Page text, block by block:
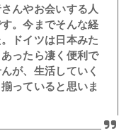
んやお会いする人
。今までそんな経
ドイツは日本みた
ったら凄く便利で
が、生活していく
っていると思いま